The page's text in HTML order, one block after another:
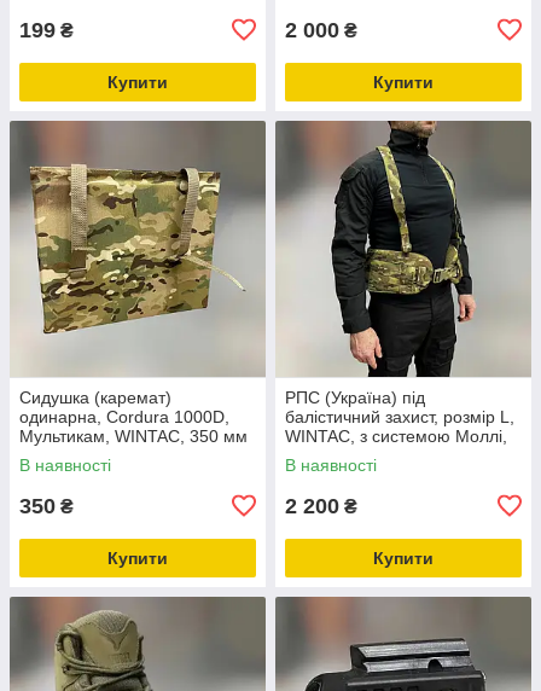
199 ₴
Купити
2 000 ₴
Купити
Сидушка (каремат)
одинарна, Cordura 1000D,
Мультикам, WINTAC, 350 мм
х 300 мм х 20 мм, шлейки
для кріплення
В наявності
350 ₴
Купити
РПС (Україна) під
балістичний захист, розмір L,
WINTAC, з системою Моллі,
Мультикам, жилет
розвантажувальний, варбелт
В наявності
2 200 ₴
Купити